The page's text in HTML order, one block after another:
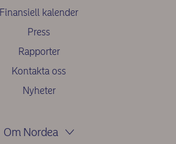
Finansiell kalender
Press
Rapporter
Kontakta oss
Nyheter
Om Nordea